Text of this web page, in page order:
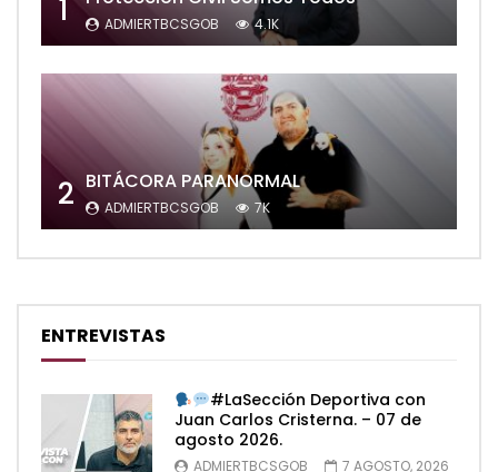
1 ADMIERTBCSGOB 4.1K
2 BITÁCORA PARANORMAL
ADMIERTBCSGOB 7K
ENTREVISTAS
#LaSección Deportiva con
Juan Carlos Cristerna. – 07 de
agosto 2026.
ADMIERTBCSGOB 7 AGOSTO, 2026